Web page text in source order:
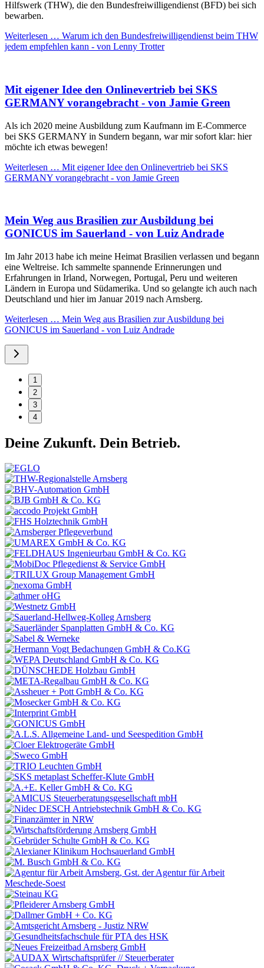
Hilfswerk (THW), die den Bundesfreiwilligendienst (BFD) bei sich
bewarben.
Weiterlesen … Warum ich den Bundesfreiwilligendienst beim THW
jedem empfehlen kann - von Lenny Trotter
Mit eigener Idee den Onlinevertrieb bei SKS
GERMANY vorangebracht - von Jamie Green
Als ich 2020 meine Ausbildung zum Kaufmann im E-Commerce
bei SKS GERMANY in Sundern begann, war mir sofort klar: hier
möchte ich etwas bewegen!
Weiterlesen … Mit eigener Idee den Onlinevertrieb bei SKS
GERMANY vorangebracht - von Jamie Green
Mein Weg aus Brasilien zur Ausbildung bei
GONICUS im Sauerland - von Luiz Andrade
Im Jahr 2013 habe ich meine Heimat Brasilien verlassen und begann
eine Weltreise. Ich sammelte spannende Erinnerungen und
Erfahrungen in Irland, Norwegen, Portugal, Peru und weiteren
Ländern in Europa und Südamerika. Und so gelangte ich auch nach
Deutschland und hier im Januar 2019 nach Arnsberg.
Weiterlesen … Mein Weg aus Brasilien zur Ausbildung bei
GONICUS im Sauerland - von Luiz Andrade
1
2
3
4
Deine Zukunft. Dein Betrieb.